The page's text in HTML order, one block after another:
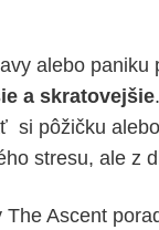
alebo paniku
a skratovejšie
si pôžičku
stresu, ale z
Ascent